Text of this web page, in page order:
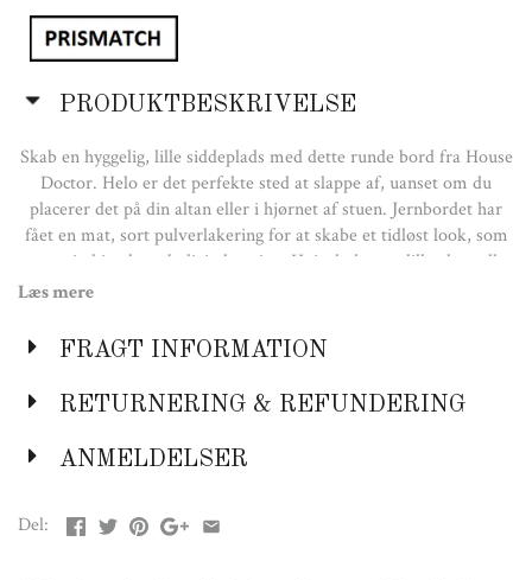
PRODUKTBESKRIVELSE
Skab en hyggelig, lille siddeplads med dette runde bord fra House
Doctor. Helo er det perfekte sted at slappe af, uanset om du
placerer det på din altan eller i hjørnet af stuen. Jernbordet har
fået en mat, sort pulverlakering for at skabe et tidløst look, som
passer ind i enhver boligindretning. Hvis du har en lille altan eller
terrasse og ønsker at spare plads, kan du blot vippe bordpladen
pynt bordet med en vase og lysestager for et personligt udtryk. Vi
anbefaler at flytte Helo bordet indenfor, når det regner og er
koldt, så det holder længere
Læs mere
FRAGT INFORMATION
RETURNERING & REFUNDERING
ANMELDELSER
Del: